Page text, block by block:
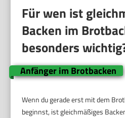
Für wen ist
Backen im
besonders
Anfänger im Brotbacken
Wenn du gerade erst mit dem
beginnst, ist gleichmäßiges